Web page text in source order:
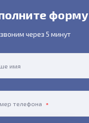
форму
через 5 минут
имя
телефона